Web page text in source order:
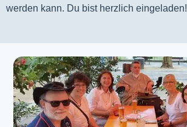
werden kann. Du bist herzlich eingeladen!